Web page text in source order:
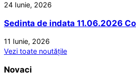
24 Iunie, 2026
Sedinta de indata 11.06.2026
11 Iunie, 2026
Vezi toate noutățile
Novaci